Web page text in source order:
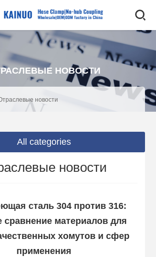
НОВОСТИ
новости
All categories
новости
сталь 304 против 316:
сравнение материалов для
хомутов и сфер
применения